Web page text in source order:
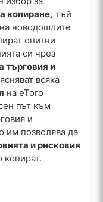
копиране, тъй
новодошлите
опитни
си чрез
търговия и
всяка
на eToro
път към
и
им позволява да
и рисковия
копират.